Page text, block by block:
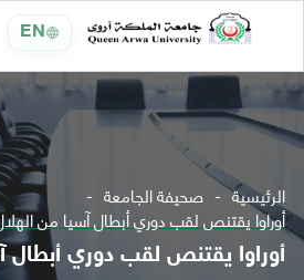
EN
الرئيسية صحيفة الجامعة
أوراوا يقتنص لقب دوري أبطال آسيا من
أوراوا يقتنص لقب دوري أبطال